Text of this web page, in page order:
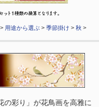
> 用途から選ぶ >季節掛け >秋 >
の彩り」が花鳥画を高雅に